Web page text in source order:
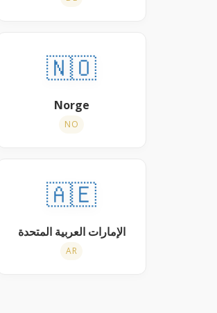
🇳🇴
Norge
NO
🇦🇪
الإمارات العربية المتحدة
AR